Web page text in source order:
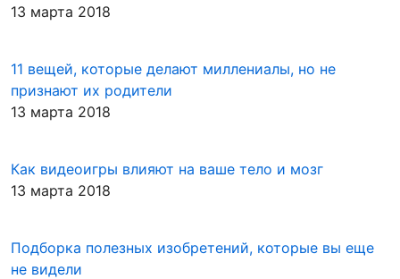
13 марта 2018
11 вещей, которые делают миллениалы, но не
признают их родители
13 марта 2018
Как видеоигры влияют на ваше тело и мозг
13 марта 2018
Подборка полезных изобретений, которые вы еще
не видели